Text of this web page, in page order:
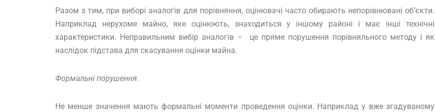
Разом з тим, при виборі аналогів для порівняння, оцінювачі часто обирають непорівнювані об’єкти.
Наприклад нерухоме майно, яке оцінюють, знаходиться у іншому районі і має інші технічні
характеристики. Неправильним вибір аналогів – це пряме порушення порівняльного методу і як
наслідок підстава для скасування оцінки майна.
Формальні порушення.
Не менше значення мають формальні моменти проведення оцінки. Наприклад у вже згадуваному